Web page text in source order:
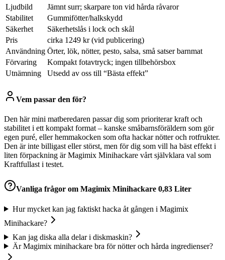
Ljudbild
Jämnt surr; skarpare ton vid hårda råvaror
Stabilitet
Gummifötter/halkskydd
Säkerhet
Säkerhetslås i lock och skål
Pris
cirka 1249 kr (vid publicering)
Användning Örter, lök, nötter, pesto, salsa, små satser barnmat
Förvaring
Kompakt fotavtryck; ingen tillbehörsbox
Utnämning
Utsedd av oss till “Bästa effekt”
Vem passar den för?
Den här mini matberedaren passar dig som prioriterar kraft och
stabilitet i ett kompakt format – kanske småbarnsföräldern som gör
egen puré, eller hemmakocken som ofta hackar nötter och rotfrukter.
Den är inte billigast eller störst, men för dig som vill ha bäst effekt i
liten förpackning är Magimix Minihackare vårt självklara val som
Kraftfullast i testet.
Vanliga frågor om Magimix Minihackare 0,83 Liter
Hur mycket kan jag faktiskt hacka åt gången i Magimix
Minihackare?
Kan jag diska alla delar i diskmaskin?
Är Magimix minihackare bra för nötter och hårda ingredienser?